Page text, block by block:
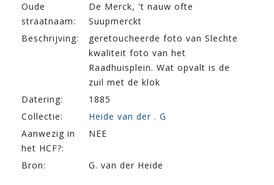
Oude
straatnaam:
De Merck, 't nauw ofte
Suupmerckt
Beschrijving:
geretoucheerde foto van Slechte
kwaliteit foto van het
Raadhuisplein. Wat opvalt is de
zuil met de klok
Datering:
1885
Collectie:
Heide van der . G
Aanwezig in
het HCF?:
NEE
Bron: G. van der Heide